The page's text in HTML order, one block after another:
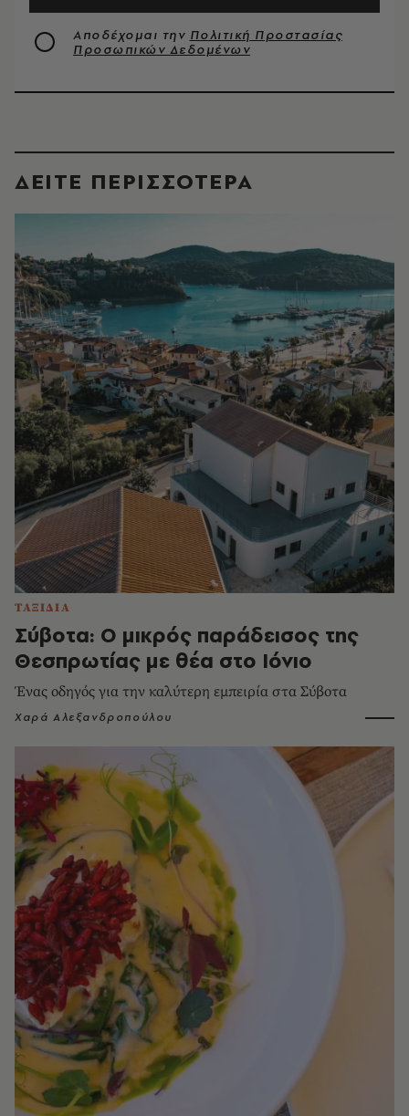
Αποδέχομαι την Πολιτική Προστασίας
Προσωπικών Δεδομένων
ΔΕΙΤΕ ΠΕΡΙΣΣΟΤΕΡΑ
ΤΑΞΙΔΙΑ
Σύβοτα: Ο μικρός παράδεισος της
Θεσπρωτίας με θέα στο Ιόνιο
Ένας οδηγός για την καλύτερη εμπειρία στα Σύβοτα
Χαρά Αλεξανδροπούλου